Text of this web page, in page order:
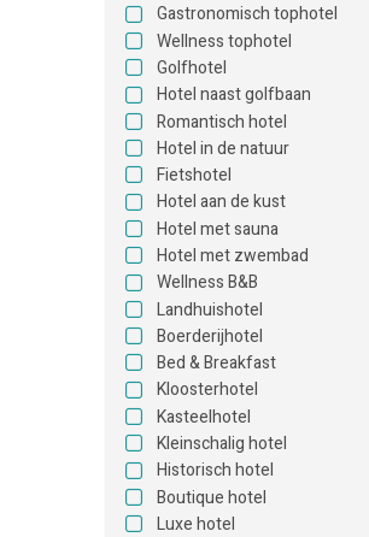
Gastronomisch tophotel
Wellness tophotel
Golfhotel
Hotel naast golfbaan
Romantisch hotel
Hotel in de natuur
Fietshotel
Hotel aan de kust
Hotel met sauna
Hotel met zwembad
Wellness B&B
Landhuishotel
Boerderijhotel
Bed & Breakfast
Kloosterhotel
Kasteelhotel
Kleinschalig hotel
Historisch hotel
Boutique hotel
Luxe hotel